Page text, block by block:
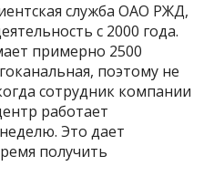
служба ОАО РЖД,
с 2000 года.
примерно 2500
поэтому не
сотрудник компании
работает
Это дает
получить